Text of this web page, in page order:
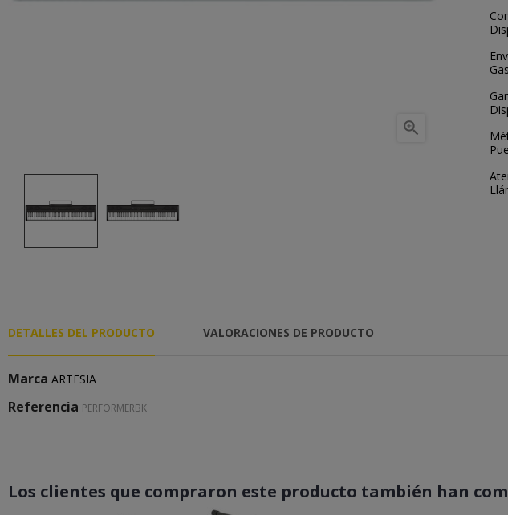

DETALLES DEL PRODUCTO VALORACIONES DE PRODUCTO
Marca ARTESIA
Referencia PERFORMERBK
Los clientes que compraron este producto también han